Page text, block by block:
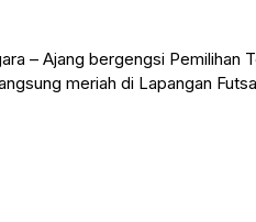
– Ajang bergengsi Pemilihan
meriah di Lapangan